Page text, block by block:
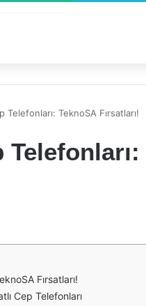
Telefonları: TeknoSA Fırsatları!
Fırsatları!
Cep Telefonları